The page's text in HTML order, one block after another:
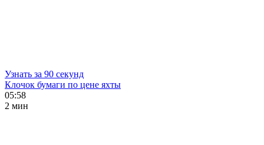
Узнать за 90 секунд
Клочок бумаги по цене яхты
05:58
2 мин